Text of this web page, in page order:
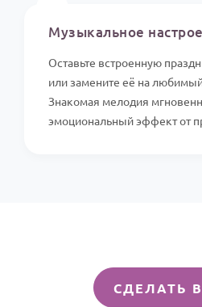
Музыкальное
Оставьте встроенную
или замените её на
Знакомая мелодия
эмоциональный эффект от
СДЕЛАТЬ